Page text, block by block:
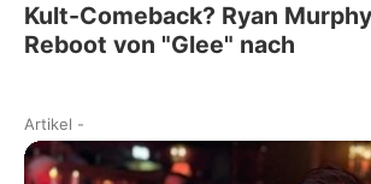
Kult-Comeback? Ryan
Reboot von "Glee" nach
Artikel -